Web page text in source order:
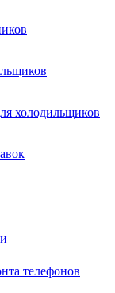
холодильщиков
коврики